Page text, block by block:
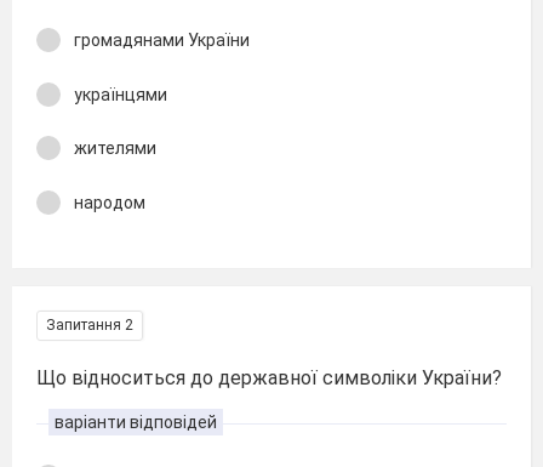
громадянами України
українцями
жителями
народом
Запитання 2
Що відноситься до державної символіки України?
варіанти відповідей